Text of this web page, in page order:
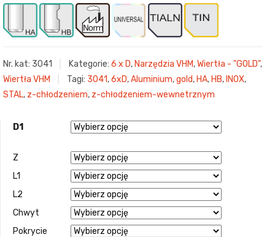
Nr. kat: 3041 Kategorie: 6 x D, Narzędzia VHM,Wiertła - "GOLD",
Wiertła VHM
Tagi: 3041,6xD,Aluminium,gold, HA, HB, INOX,
STAL, z-chłodzeniem, z-chłodzeniem-wewnetrznym
D1
Z
L1
L2
Chwyt
Pokrycie